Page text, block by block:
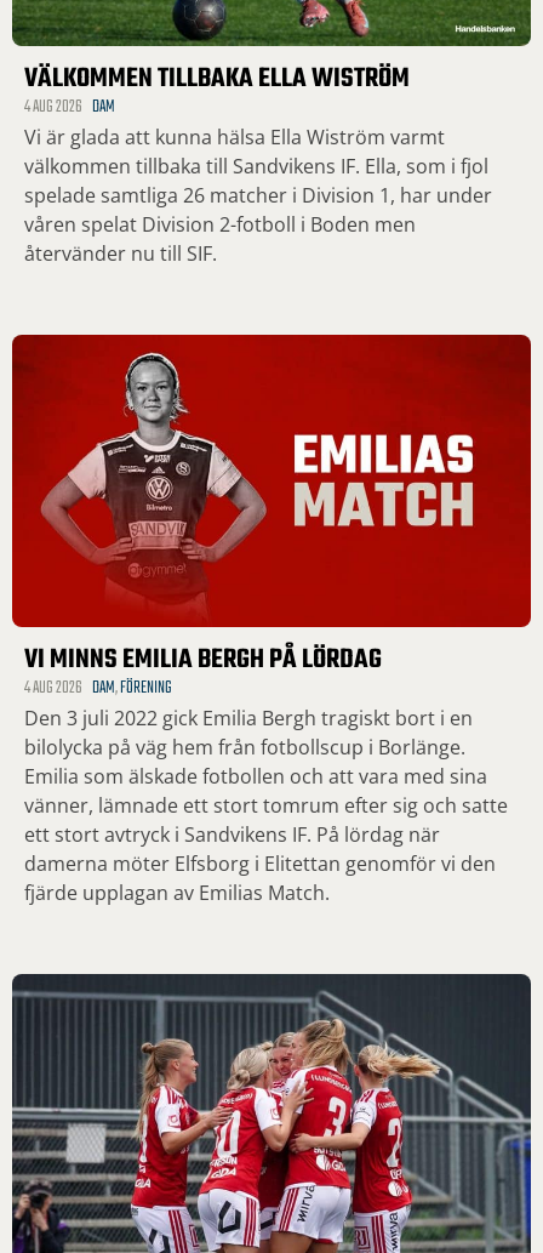
VÄLKOMMEN TILLBAKA ELLA WISTRÖM
4 AUG 2026 DAM
Vi är glada att kunna hälsa Ella Wiström varmt
välkommen tillbaka till Sandvikens IF. Ella, som i fjol
spelade samtliga 26 matcher i Division 1, har under
våren spelat Division 2-fotboll i Boden men
återvänder nu till SIF.
VI MINNS EMILIA BERGH PÅ LÖRDAG
4 AUG 2026 DAM,FÖRENING
Den 3 juli 2022 gick Emilia Bergh tragiskt bort i en
bilolycka på väg hem från fotbollscup i Borlänge.
Emilia som älskade fotbollen och att vara med sina
vänner, lämnade ett stort tomrum efter sig och satte
ett stort avtryck i Sandvikens IF. På lördag när
damerna möter Elfsborg i Elitettan genomför vi den
fjärde upplagan av Emilias Match.